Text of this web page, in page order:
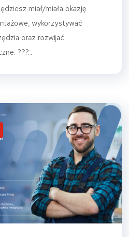
miał/miała okazję
wykorzystywać
oraz rozwijać
???...